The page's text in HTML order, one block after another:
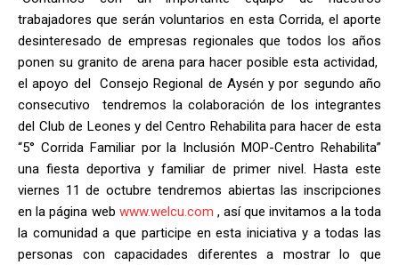
trabajadores que serán voluntarios en esta Corrida, el aporte
desinteresado de empresas regionales que todos los años
ponen su granito de arena para hacer posible esta actividad,
el apoyo del Consejo Regional de Aysén y por segundo año
consecutivo tendremos la colaboración de los integrantes
del Club de Leones y del Centro Rehabilita para hacer de esta
“5° Corrida Familiar por la Inclusión MOP-Centro Rehabilita”
una fiesta deportiva y familiar de primer nivel. Hasta este
viernes 11 de octubre tendremos abiertas las inscripciones
en la página web www.welcu.com , así que invitamos a la toda
la comunidad a que participe en esta iniciativa y a todas las
personas con capacidades diferentes a mostrar lo que